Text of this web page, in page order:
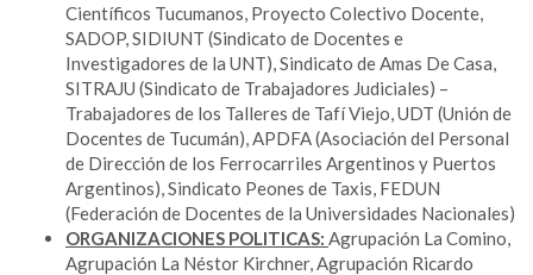
Científicos Tucumanos, Proyecto Colectivo Docente,
SADOP, SIDIUNT (Sindicato de Docentes e
Investigadores de la UNT), Sindicato de Amas De Casa,
SITRAJU (Sindicato de Trabajadores Judiciales) –
Trabajadores de los Talleres de Tafí Viejo, UDT (Unión de
Docentes de Tucumán), APDFA (Asociación del Personal
de Dirección de los Ferrocarriles Argentinos y Puertos
Argentinos), Sindicato Peones de Taxis, FEDUN
(Federación de Docentes de la Universidades Nacionales)
ORGANIZACIONES POLITICAS: Agrupación La Comino,
Agrupación La Néstor Kirchner, Agrupación Ricardo